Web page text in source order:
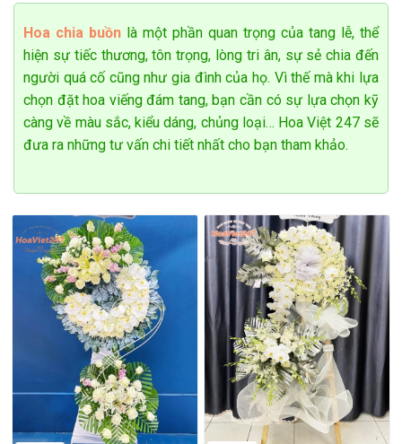
Shop hoa tươi Mê Linh – Dịch vụ chuyên nghiệp, uy tín
Cửa hàng hoa tươi Mê Linh Hà Nội của thương hiệu hoa đẹp
chúng tôi cung cấp đến toàn thể quý khách hàng dịch vụ đặt
hoa tươi trực tuyến tại Mê Linh Hà Nội. Dù bạn ở đâu bạn
Hoa chia buồn là một phần quan trọng của tang lễ, thể
hiện sự tiếc thương, tôn trọng, lòng tri ân, sự sẻ chia đến
người quá cố cũng như gia đình của họ. Vì thế mà khi lựa
chọn đặt hoa viếng đám tang, bạn cần có sự lựa chọn kỹ
càng về màu sắc, kiểu dáng, chủng loại… Hoa Việt 247 sẽ
đưa ra những tư vấn chi tiết nhất cho bạn tham khảo.